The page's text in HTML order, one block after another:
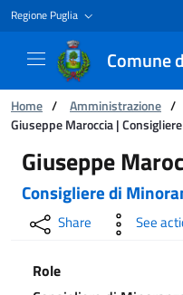
Regione Puglia
Comune
You are:
Home / Amministrazione /
Giuseppe Maroccia |
Giuseppe
Giuseppe
Consigliere di
Share See
Role